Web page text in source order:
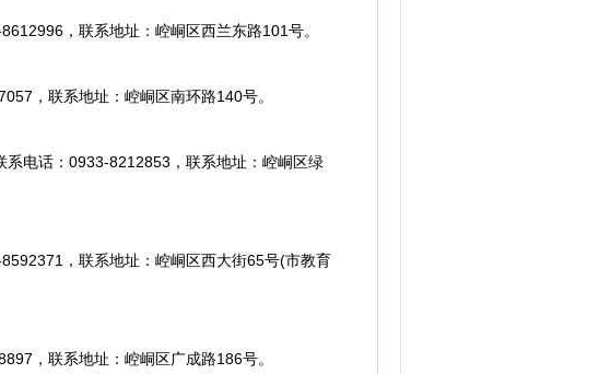
，联系地址：崆峒区西兰东路101号。
，联系地址：崆峒区南环路140号。
电话：0933-8212853，联系地址：崆峒区绿
，联系地址：崆峒区西大街65号(市教育
，联系地址：崆峒区广成路186号。